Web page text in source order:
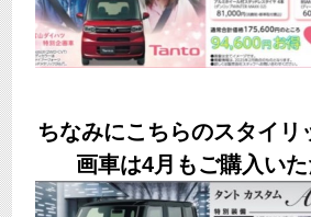
ちなみにこちらのスタイリ
画車は4月もご購入いた